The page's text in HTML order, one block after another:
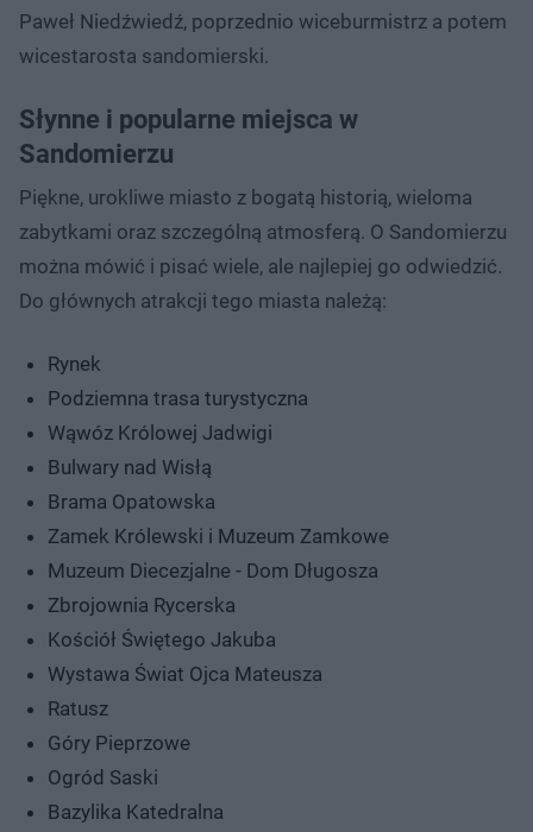
Paweł Niedźwiedź, poprzednio wiceburmistrz a potem
wicestarosta sandomierski.
Słynne i popularne miejsca w
Sandomierzu
Piękne, urokliwe miasto z bogatą historią, wieloma
zabytkami oraz szczególną atmosferą. O Sandomierzu
można mówić i pisać wiele, ale najlepiej go odwiedzić.
Do głównych atrakcji tego miasta należą:
Rynek
Podziemna trasa turystyczna
Wąwóz Królowej Jadwigi
Bulwary nad Wisłą
Brama Opatowska
Zamek Królewski i Muzeum Zamkowe
Muzeum Diecezjalne - Dom Długosza
Zbrojownia Rycerska
Kościół Świętego Jakuba
Wystawa Świat Ojca Mateusza
Ratusz
Góry Pieprzowe
Ogród Saski
Bazylika Katedralna